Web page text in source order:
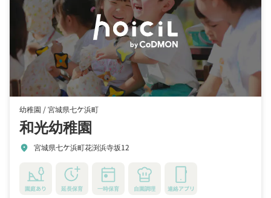
幼稚園 /宮城県七ケ浜町
和光幼稚園
location_on 宮城県七ケ浜町花渕浜寺坂12
園庭あり 延長保育 一時保育 自園調理 連絡アプリ